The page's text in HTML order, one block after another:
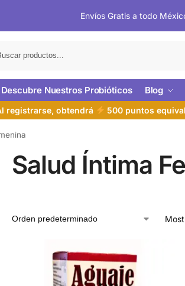
Envíos Gratis a todo
Descubre Nuestros Probióticos Blog
registrarse, obtendrá 500 puntos
Salud Íntima